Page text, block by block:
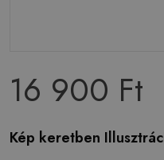
16 900 Ft
Kép keretben